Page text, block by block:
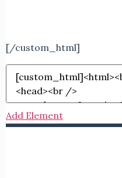
[/custom_html]
Add Element